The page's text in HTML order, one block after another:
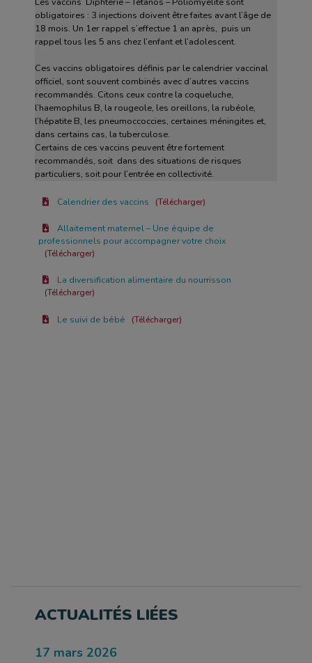
obligatoires : 3 injections doivent être faites avant l’âge de
18 mois. Un 1er rappel s’effectue 1 an après, puis un
rappel tous les 5 ans chez l’enfant et l’adolescent.
Ces vaccins obligatoires définis par le calendrier vaccinal
officiel, sont souvent combinés avec d’autres vaccins
recommandés. Citons ceux contre la coqueluche,
l’haemophilus B, la rougeole, les oreillons, la rubéole,
l’hépatite B, les pneumoccoccies, certaines méningites et,
dans certains cas, la tuberculose.
Certains de ces vaccins peuvent être fortement
recommandés, soit dans des situations de risques
particuliers, soit pour l’entrée en collectivité.
Calendrier des vaccins Télécharger
Allaitement maternel – Une équipe de
professionnels pour accompagner votre choix
Télécharger
La diversification alimentaire du nourrisson
Télécharger
Le suivi de bébé Télécharger
ACTUALITÉS LIÉES
17 mars 2026